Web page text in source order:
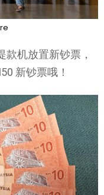
款机放置新钞票，
新钞票哦！